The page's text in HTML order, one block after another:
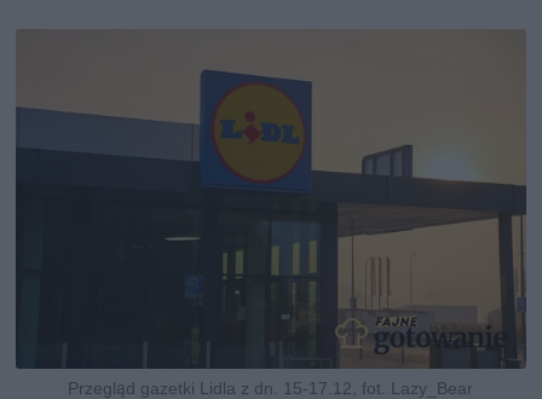
Przegląd gazetki Lidla z dn. 15-17.12, fot. Lazy_Bear